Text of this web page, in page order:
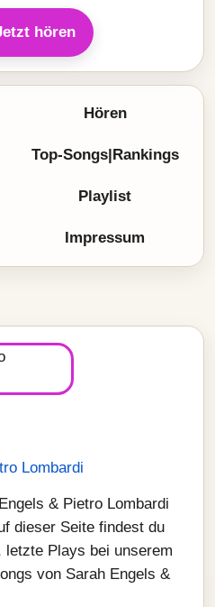
hören
Hören
Top-Songs|Rankings
Playlist
Impressum
Lombardi
& Pietro Lombardi
dieser Seite findest du
letzte Plays bei unserem
von Sarah Engels &